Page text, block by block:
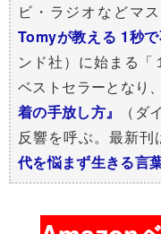
ビ・ラジオなどマ
Tomyが教える 1秒で
ンド社）に始まる
ベストセラーとなり、
着の手放し方』
（ダ
反響を呼ぶ。最新刊
代を悩まず生きる言葉